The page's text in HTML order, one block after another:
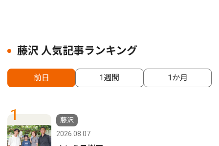
藤沢 人気記事ランキング
前日 1週間 1か月
1
藤沢
2026.08.07